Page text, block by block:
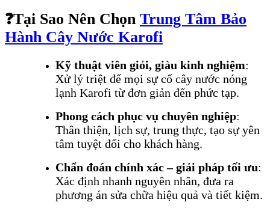
❓Tại Sao Nên Chọn Trung Tâm Bảo
Hành Cây Nước Karofi
Kỹ thuật viên giỏi, giàu kinh nghiệm:
Xử lý triệt để mọi sự cố cây nước nóng
lạnh Karofi từ đơn giản đến phức tạp.
Phong cách phục vụ chuyên nghiệp:
Thân thiện, lịch sự, trung thực, tạo sự yên
tâm tuyệt đối cho khách hàng.
Chẩn đoán chính xác – giải pháp tối ưu:
Xác định nhanh nguyên nhân, đưa ra
phương án sửa chữa hiệu quả và tiết kiệm.